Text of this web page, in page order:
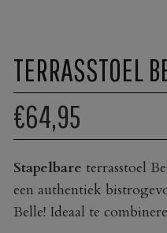
TERRASSTOEL
€64,95
Stapelbare terrasstoel
een authentiek
Belle! Ideaal te